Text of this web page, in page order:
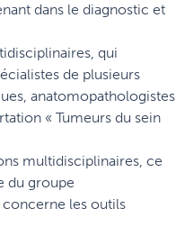
dans le diagnostic et
qui
de plusieurs
anatomopathologistes
« Tumeurs du sein
multidisciplinaires, ce
du groupe
les outils